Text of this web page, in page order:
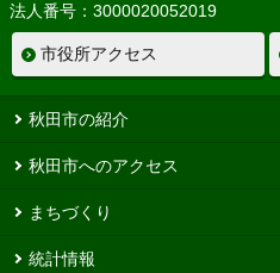
法人番号：3000020052019
市役所アクセス
秋田市の紹介
秋田市へのアクセス
まちづくり
統計情報